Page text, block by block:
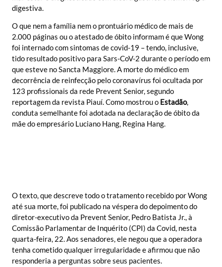
digestiva.
O que nem a família nem o prontuário médico de mais de
2.000 páginas ou o atestado de óbito informam é que Wong
foi internado com sintomas de covid-19 – tendo, inclusive,
tido resultado positivo para Sars-CoV-2 durante o período em
que esteve no Sancta Maggiore. A morte do médico em
decorrência de reinfecção pelo coronavírus foi ocultada por
123 profissionais da rede Prevent Senior, segundo
reportagem da revista Piauí. Como mostrou o Estadão,
conduta semelhante foi adotada na declaração de óbito da
mãe do empresário Luciano Hang, Regina Hang.
O texto, que descreve todo o tratamento recebido por Wong
até sua morte, foi publicado na véspera do depoimento do
diretor-executivo da Prevent Senior, Pedro Batista Jr., à
Comissão Parlamentar de Inquérito (CPI) da Covid, nesta
quarta-feira, 22. Aos senadores, ele negou que a operadora
tenha cometido qualquer irregularidade e afirmou que não
responderia a perguntas sobre seus pacientes.